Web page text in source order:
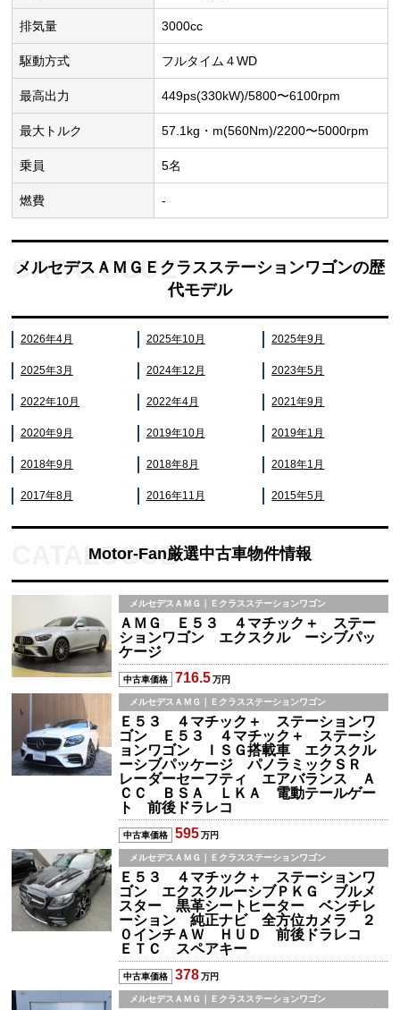
排気量 3000cc
駆動方式 フルタイム４WD
最高出力 449ps(330kW)/5800〜6100rpm
最大トルク 57.1kg・m(560Nm)/2200〜5000rpm
乗員 5名
燃費 -
メルセデスＡＭＧＥクラスステーションワゴンの歴
代モデル
2026年4月 2025年10月 2025年9月
2025年3月 2024年12月 2023年5月
2022年10月 2022年4月 2021年9月
2020年9月 2019年10月 2019年1月
2018年9月 2018年8月 2018年1月
2017年8月 2016年11月 2015年5月
Motor-Fan厳選中古車物件情報
メルセデスＡＭＧ｜Ｅクラスステーションワゴン
ＡＭＧ Ｅ５３ ４マチック＋ ステー
ションワゴン エクスクル ーシブパッ
ケージ
中古車価格 716.5万円
メルセデスＡＭＧ｜Ｅクラスステーションワゴン
Ｅ５３ ４マチック＋ ステーションワ
ゴン Ｅ５３ ４マチック＋ ステーシ
ョンワゴン ＩＳＧ搭載車 エクスクル
ーシブパッケージ パノラミックＳＲ
レーダーセーフティ エアバランス Ａ
ＣＣ ＢＳＡ ＬＫＡ 電動テールゲー
ト 前後ドラレコ
中古車価格 595万円
メルセデスＡＭＧ｜Ｅクラスステーションワゴン
Ｅ５３ ４マチック＋ ステーションワ
ゴン エクスクルーシブＰＫＧ ブルメ
スター 黒革シートヒーター ベンチレ
ーション 純正ナビ 全方位カメラ ２
０インチＡＷ ＨＵＤ 前後ドラレコ
ＥＴＣ スペアキー
中古車価格 378万円
メルセデスＡＭＧ｜Ｅクラスステーションワゴン